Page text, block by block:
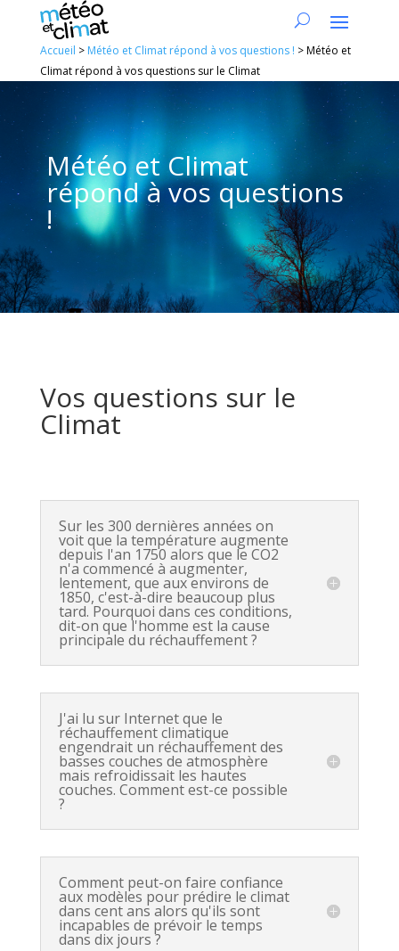
Accueil > Météo et Climat répond à vos questions ! >Météo et
Climat répond à vos questions sur le Climat
Météo et Climat
répond à vos questions
!
Vos questions sur le
Climat
Sur les 300 dernières années on
voit que la température augmente
depuis l'an 1750 alors que le CO2
n'a commencé à augmenter,
lentement, que aux environs de
1850, c'est-à-dire beaucoup plus
tard. Pourquoi dans ces conditions,
dit-on que l'homme est la cause
principale du réchauffement ?
J'ai lu sur Internet que le
réchauffement climatique
engendrait un réchauffement des
basses couches de atmosphère
mais refroidissait les hautes
couches. Comment est-ce possible
?
Comment peut-on faire confiance
aux modèles pour prédire le climat
dans cent ans alors qu'ils sont
incapables de prévoir le temps
dans dix jours ?